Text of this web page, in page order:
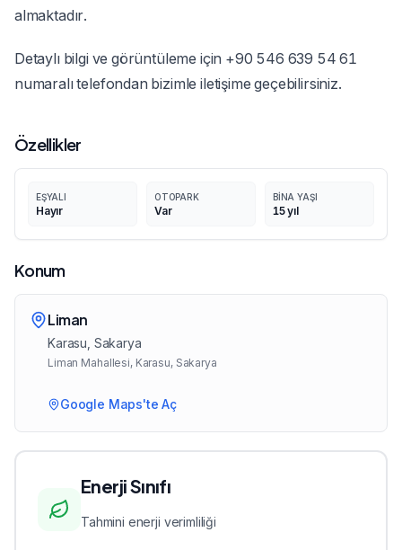
almaktadır.
Detaylı bilgi ve görüntüleme için +90 546 639 54 61
numaralı telefondan bizimle iletişime geçebilirsiniz.
Özellikler
EŞYALI
Hayır
OTOPARK
Var
BINA YAŞI
15yıl
Konum
Liman
Karasu , Sakarya
Liman Mahallesi, Karasu, Sakarya
Google Maps'te Aç
Enerji Sınıfı
Tahmini enerji verimliliği